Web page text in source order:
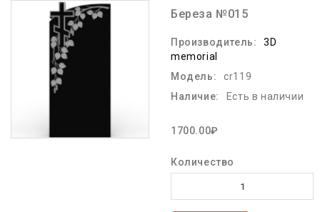
Береза №015
Производитель:
3D
memorial
Модель:
cr119
Наличие:
Есть в наличии
1700.00₽
Количество